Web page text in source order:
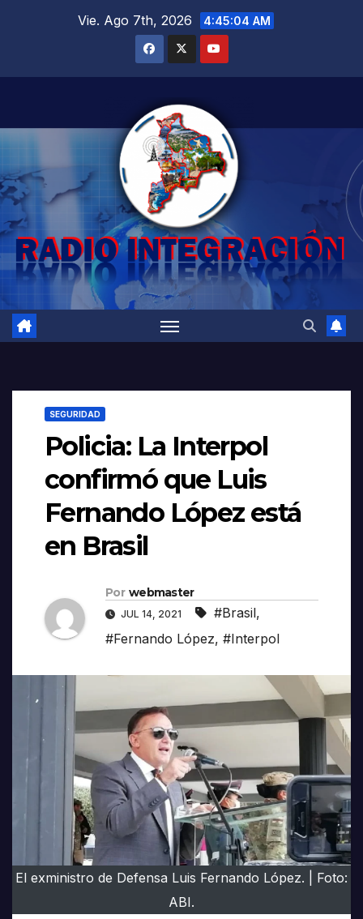
Vie. Ago 7th, 2026 4:45:05 AM
SEGURIDAD
Policia: La Interpol
confirmó que Luis
Fernando López está
en Brasil
Por webmaster
JUL 14, 2021 #Brasil,
#Fernando López, #Interpol
El exministro de Defensa Luis Fernando López. | Foto:
ABI.